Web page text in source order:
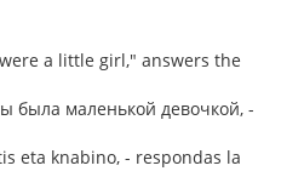
a little girl," answers the
была маленькой девочкой, -
eta knabino, - respondas la